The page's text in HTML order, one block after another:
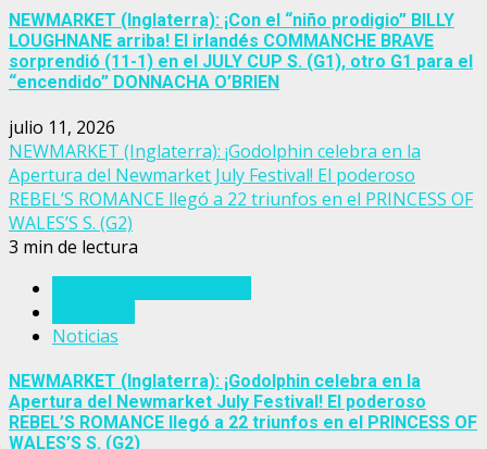
NEWMARKET (Inglaterra): ¡Con el “niño prodigio” BILLY
LOUGHNANE arriba! El irlandés COMMANCHE BRAVE
sorprendió (11-1) en el JULY CUP S. (G1), otro G1 para el
“encendido” DONNACHA O’BRIEN
julio 11, 2026
NEWMARKET (Inglaterra): ¡Godolphin celebra en la
Apertura del Newmarket July Festival! El poderoso
REBEL’S ROMANCE llegó a 22 triunfos en el PRINCESS OF
WALES’S S. (G2)
3 min de lectura
Noticias
NEWMARKET (Inglaterra): ¡Godolphin celebra en la
Apertura del Newmarket July Festival! El poderoso
REBEL’S ROMANCE llegó a 22 triunfos en el PRINCESS OF
WALES’S S. (G2)